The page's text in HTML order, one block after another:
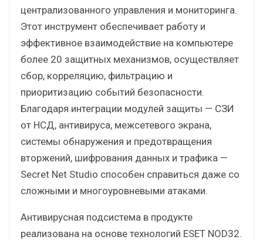
централизованного управления и мониторинга.
Этот инструмент обеспечивает работу и
эффективное взаимодействие на компьютере
более 20 защитных механизмов, осуществляет
сбор, корреляцию, фильтрацию и
приоритизацию событий безопасности.
Благодаря интеграции модулей защиты — СЗИ
от НСД, антивируса, межсетевого экрана,
системы обнаружения и предотвращения
вторжений, шифрования данных и трафика —
Secret Net Studio способен справиться даже со
сложными и многоуровневыми атаками.
Антивирусная подсистема в продукте
реализована на основе технологий ESET NOD32.